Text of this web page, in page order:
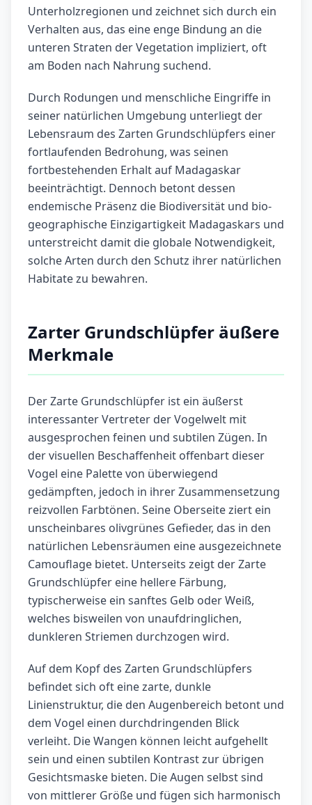
Unterholzregionen und zeichnet sich durch ein
Verhalten aus, das eine enge Bindung an die
unteren Straten der Vegetation impliziert, oft
am Boden nach Nahrung suchend.
Durch Rodungen und menschliche Eingriffe in
seiner natürlichen Umgebung unterliegt der
Lebensraum des Zarten Grundschlüpfers einer
fortlaufenden Bedrohung, was seinen
fortbestehenden Erhalt auf Madagaskar
beeinträchtigt. Dennoch betont dessen
endemische Präsenz die Biodiversität und bio-
geographische Einzigartigkeit Madagaskars und
unterstreicht damit die globale Notwendigkeit,
solche Arten durch den Schutz ihrer natürlichen
Habitate zu bewahren.
Zarter Grundschlüpfer äußere
Merkmale
Der Zarte Grundschlüpfer ist ein äußerst
interessanter Vertreter der Vogelwelt mit
ausgesprochen feinen und subtilen Zügen. In
der visuellen Beschaffenheit offenbart dieser
Vogel eine Palette von überwiegend
gedämpften, jedoch in ihrer Zusammensetzung
reizvollen Farbtönen. Seine Oberseite ziert ein
unscheinbares olivgrünes Gefieder, das in den
natürlichen Lebensräumen eine ausgezeichnete
Camouflage bietet. Unterseits zeigt der Zarte
Grundschlüpfer eine hellere Färbung,
typischerweise ein sanftes Gelb oder Weiß,
welches bisweilen von unaufdringlichen,
dunkleren Striemen durchzogen wird.
Auf dem Kopf des Zarten Grundschlüpfers
befindet sich oft eine zarte, dunkle
Linienstruktur, die den Augenbereich betont und
dem Vogel einen durchdringenden Blick
verleiht. Die Wangen können leicht aufgehellt
sein und einen subtilen Kontrast zur übrigen
Gesichtsmaske bieten. Die Augen selbst sind
von mittlerer Größe und fügen sich harmonisch